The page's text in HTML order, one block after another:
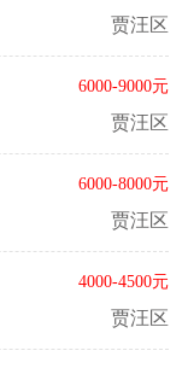
贾汪区
6000-9000元
贾汪区
6000-8000元
贾汪区
4000-4500元
贾汪区